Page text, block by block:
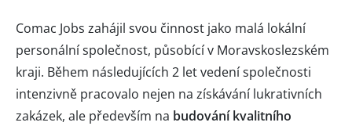
Comac Jobs zahájil svou činnost jako malá lokální
personální společnost, působící v Moravskoslezském
kraji. Během následujících 2 let vedení společnosti
intenzivně pracovalo nejen na získávání lukrativních
zakázek, ale především na budování kvalitního